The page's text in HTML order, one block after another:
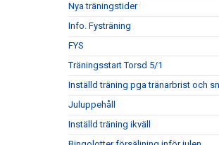
Nya träningstider
Info. Fysträning
FYS
Träningsstart Torsd 5/1
Inställd träning pga tränarbrist och
Juluppehåll
Inställd träning ikväll